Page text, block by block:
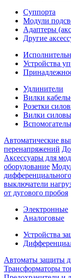
Суппорта
Модули
Адаптеры
Другие
Устройства
Удлинители
Вилки
Розетки
Вилки
Автоматические
перенапряжений
Аксессуары для
оборудование
выключатели
от дугового пробоя
Электронные
Аналоговые
Устройства
Автоматы защиты
Трансформаторы